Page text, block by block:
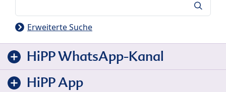
Erweiterte Suche
HiPP WhatsApp-Kanal
HiPP App